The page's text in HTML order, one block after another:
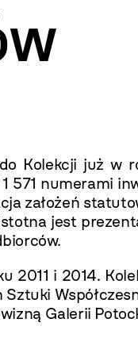
Kolekcji już w
571 numerami
założeń
jest
2011 i 2014.
Galerii